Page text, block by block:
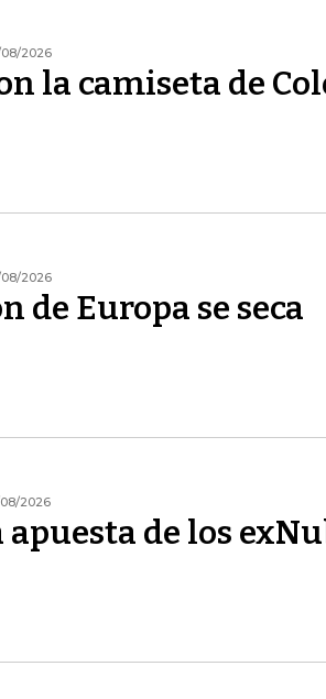
2026
la camiseta de
2026
de Europa se seca
2026
apuesta de los